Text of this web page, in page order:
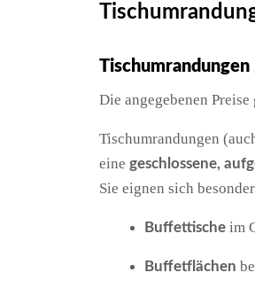
Die angegebenen Preise
Tischumrandungen
eine geschlossene,
Sie eignen sich
Buffettische im
Buffetflächen